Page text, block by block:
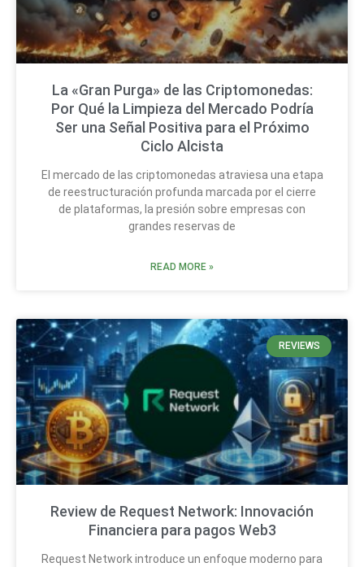
La «Gran Purga» de las Criptomonedas:
Por Qué la Limpieza del Mercado Podría
Ser una Señal Positiva para el Próximo
Ciclo Alcista
El mercado de las criptomonedas atraviesa una etapa
de reestructuración profunda marcada por el cierre
de plataformas, la presión sobre empresas con
grandes reservas de
READ MORE »
REVIEWS
Review de Request Network: Innovación
Financiera para pagos Web3
Request Network introduce un enfoque moderno para